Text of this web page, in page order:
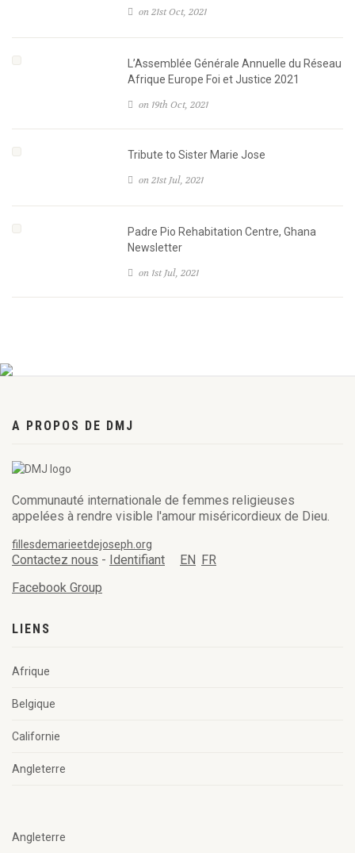
on 21st Oct, 2021
L’Assemblée Générale Annuelle du Réseau
Afrique Europe Foi et Justice 2021
on 19th Oct, 2021
Tribute to Sister Marie Jose
on 21st Jul, 2021
Padre Pio Rehabitation Centre, Ghana
Newsletter
on 1st Jul, 2021
A PROPOS DE DMJ
Communauté internationale de femmes religieuses
appelées à rendre visible l'amour miséricordieux de Dieu.
fillesdemarieetdejoseph.org
Contactez nous - Identifiant EN
FR
Facebook Group
LIENS
Afrique
Belgique
Californie
Angleterre
Angleterre